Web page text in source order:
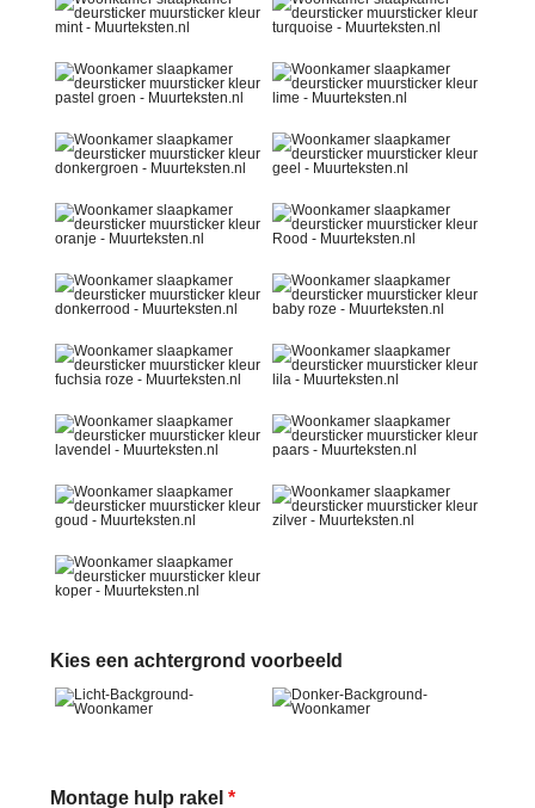
Kies een achtergrond voorbeeld
Montage hulp rakel *